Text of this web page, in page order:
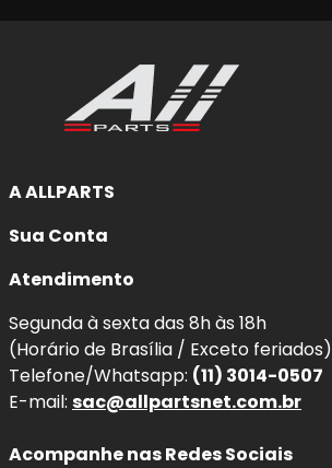
A ALLPARTS
Sua Conta
Atendimento
Segunda à sexta das 8h às 18h
(Horário de Brasília / Exceto feriados)
Telefone/Whatsapp: (11) 3014-0507
E-mail: sac@allpartsnet.com.br
Acompanhe nas Redes Sociais